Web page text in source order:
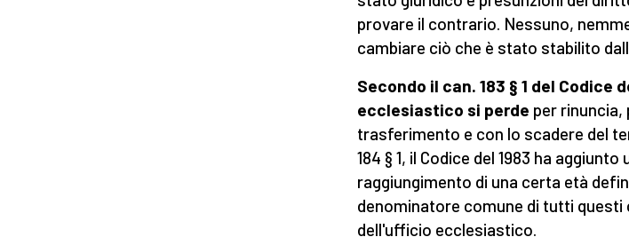
provare il contrario. Nessuno,
cambiare ciò che è stato stabilito
Secondo il can. 183 § 1 del Codice
ecclesiastico si perde per
trasferimento e con lo scadere del
184 § 1, il Codice del 1983 ha
raggiungimento di una certa età
denominatore comune di tutti questi
dell'ufficio ecclesiastico.